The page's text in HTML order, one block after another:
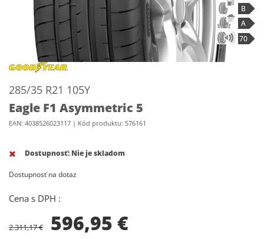
B
A
70
285/35 R21 105Y
Eagle F1 Asymmetric 5
EAN: 4038526023117 | Kód produktu: 576161
Dostupnosť: Nie je skladom
Dostupnosť na dotaz
Cena s DPH :
2.311,17 € 596,95 €